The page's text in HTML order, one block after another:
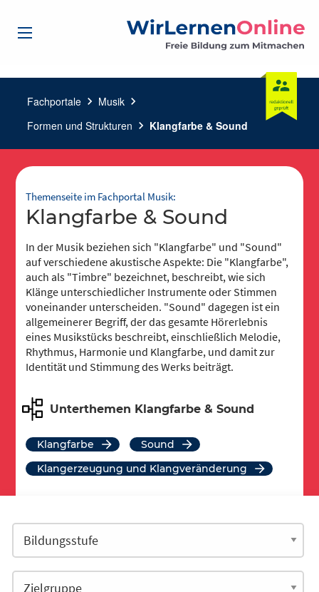
Fachportale chevron_right Musik chevron_right
Formen und Strukturen chevron_right Klangfarbe & Sound
Themenseite im Fachportal Musik:
Klangfarbe & Sound
In der Musik beziehen sich "Klangfarbe" und "Sound"
auf verschiedene akustische Aspekte: Die "Klangfarbe",
auch als "Timbre" bezeichnet, beschreibt, wie sich
Klänge unterschiedlicher Instrumente oder Stimmen
voneinander unterscheiden. "Sound" dagegen ist ein
allgemeinerer Begriff, der das gesamte Hörerlebnis
eines Musikstücks beschreibt, einschließlich Melodie,
Rhythmus, Harmonie und Klangfarbe, und damit zur
Identität und Stimmung des Werks beiträgt.
Unterthemen Klangfarbe & Sound
Klangfarbe
Sound
Klangerzeugung und Klangveränderung